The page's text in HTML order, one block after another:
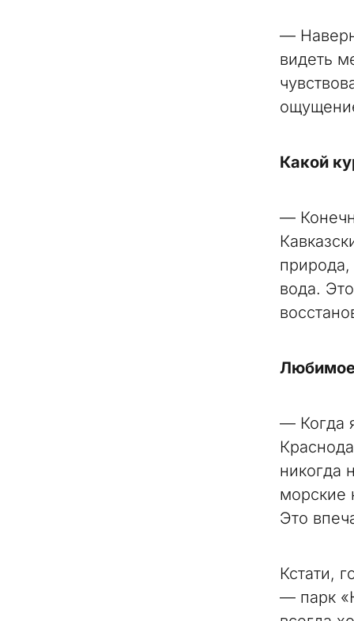
—
видеть
Какой
—
природа,
вода.
Любимое
— Когда
никогда
морские
Это
Кстати,
— парк